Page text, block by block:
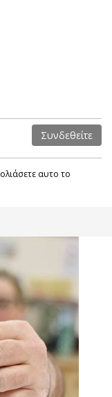
Συνδεθείτε
αυτο το